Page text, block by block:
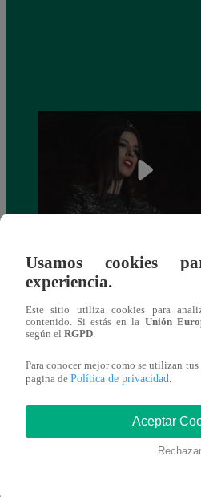
¿Yahaira Plasencia y Maritza
más unidas que nunca?
También
interesar
Usamos cookies
experiencia.
Este sitio utiliza cookies para
contenido. Si estás en la Unión
según el RGPD.
Para conocer mejor como se utilizan
pagina de Política de privacidad.
Aceptar
Rechazar